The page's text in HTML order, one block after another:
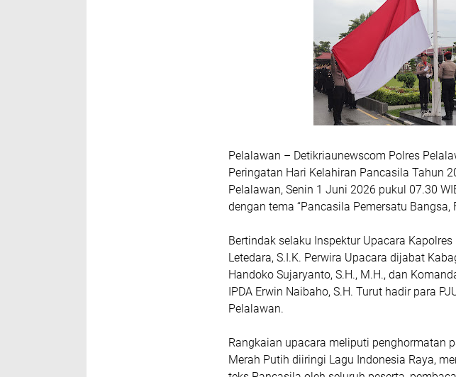
Pelalawan – Detikriaunewscom Polres
Peringatan Hari Kelahiran Pancasila Tahun
Pelalawan, Senin 1 Juni 2026 pukul 07.30
dengan tema “Pancasila Pemersatu Bangsa,
Bertindak selaku Inspektur Upacara
Letedara, S.I.K. Perwira Upacara dijabat
Handoko Sujaryanto, S.H., M.H., dan
IPDA Erwin Naibaho, S.H. Turut hadir para
Pelalawan.
Rangkaian upacara meliputi penghormatan
Merah Putih diiringi Lagu Indonesia Raya,